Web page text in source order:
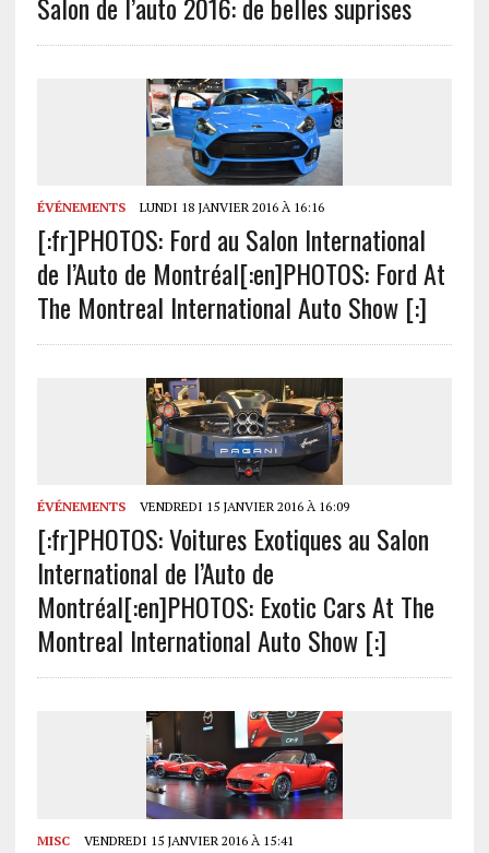
ÉVÉNEMENTS LUNDI 18 JANVIER 2016 À 16:16
[:fr]PHOTOS: Ford au Salon International
de l’Auto de Montréal[:en]PHOTOS: Ford At
The Montreal International Auto Show [:]
ÉVÉNEMENTS VENDREDI 15 JANVIER 2016 À 16:09
[:fr]PHOTOS: Voitures Exotiques au Salon
International de l’Auto de
Montréal[:en]PHOTOS: Exotic Cars At The
Montreal International Auto Show [:]
MISC VENDREDI 15 JANVIER 2016 À 15:41